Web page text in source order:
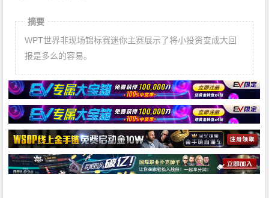
摘要
WPT世界非现场锦标赛迷你主赛展示了将小投资变成大回
报是多么的容易。